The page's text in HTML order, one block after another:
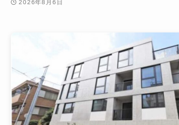
2026年8月6日